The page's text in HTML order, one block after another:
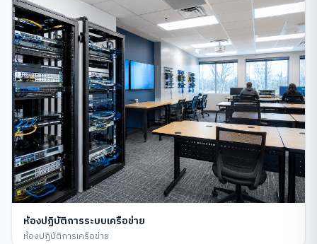
ห้องปฏิบัติการระบบเครือข่าย
ห้องปฏิบัติการเครือข่าย